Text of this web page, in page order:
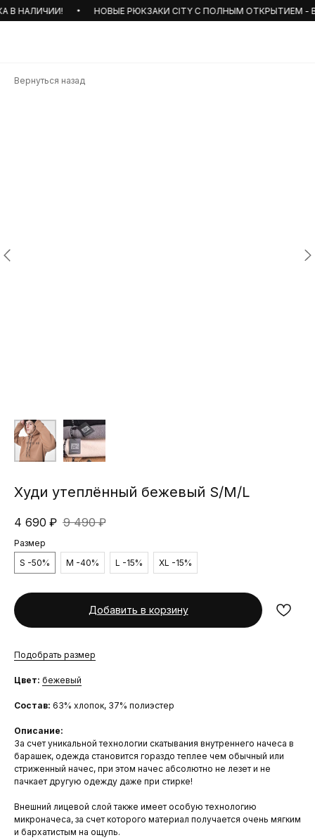
В НАЛИЧИИ! НОВЫЕ РЮКЗАКИ CITY С ПОЛНЫМ ОТКРЫТИЕМ - В
Вернуться назад
Худи утеплённый бежевый S/M/L
4 690 ₽ 9 490 ₽
Размер
S -50%
M -40% L -15% XL -15%
Добавить в корзину
Подобрать размер
Цвет: бежевый
Состав: 63% хлопок, 37% полиэстер
Описание:
За счет уникальной технологии скатывания внутреннего начеса в
барашек, одежда становится гораздо теплее чем обычный или
стриженный начес, при этом начес абсолютно не лезет и не
пачкает другую одежду даже при стирке!
Внешний лицевой слой также имеет особую технологию
микроначеса, за счет которого материал получается очень мягким
и бархатистым на ощупь.